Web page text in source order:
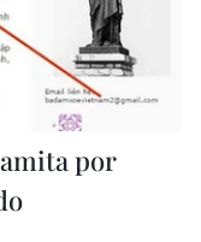
por